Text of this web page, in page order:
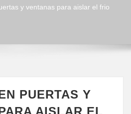
y ventanas para aislar el frio
PUERTAS Y
AISLAR EL